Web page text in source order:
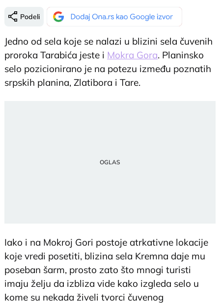
Podeli
Jedno od sela koje se nalazi u blizini sela čuvenih
proroka Tarabića jeste i Mokra Gora. Planinsko
selo pozicionirano je na potezu između poznatih
srpskih planina, Zlatibora i Tare.
Iako i na Mokroj Gori postoje atrkativne lokacije
koje vredi posetiti, blizina sela Kremna daje mu
poseban šarm, prosto zato što mnogi turisti
imaju želju da izbliza vide kako izgleda selo u
kome su nekada živeli tvorci čuvenog